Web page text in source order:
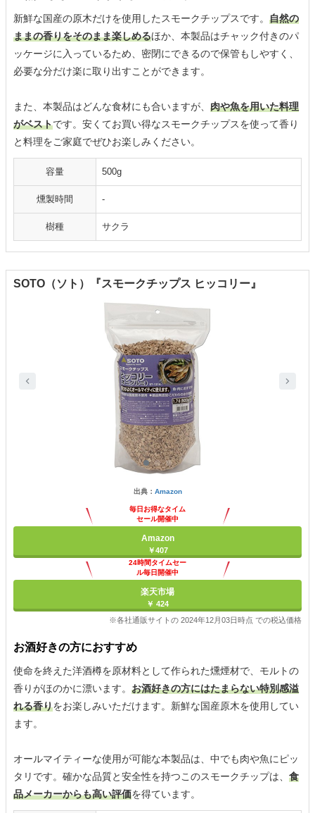
新鮮な国産の原木だけを使用したスモークチップスです。 自然の
ままの香りをそのまま楽しめるほか、本製品はチャック付きのパ
ッケージに入っているため、密閉にできるので保管もしやすく、
必要な分だけ楽に取り出すことができます。
また、本製品はどんな食材にも合いますが、 肉や魚を用いた料理
がベストです。安くてお買い得なスモークチップスを使って香り
と料理をご家庭でぜひお楽しみください。
容量 500g
燻製時間 -
樹種 サクラ
SOTO（ソト）『スモークチップス ヒッコリー』
出典： Amazon
毎日お得なタイム
セール開催中
Amazon
￥407
24時間タイムセー
ル毎日開催中
楽天市場
￥ 424
※各社通販サイトの 2024年12月03日時点 での税込価格
お酒好きの方におすすめ
使命を終えた洋酒樽を原材料として作られた燻煙材で、モルトの
香りがほのかに漂います。 お酒好きの方にはたまらない特別感溢
れる香りをお楽しみいただけます。新鮮な国産原木を使用してい
ます。
オールマイティーな使用が可能な本製品は、中でも肉や魚にピッ
タリです。確かな品質と安全性を持つこのスモークチップは、 食
品メーカーからも高い評価を得ています。